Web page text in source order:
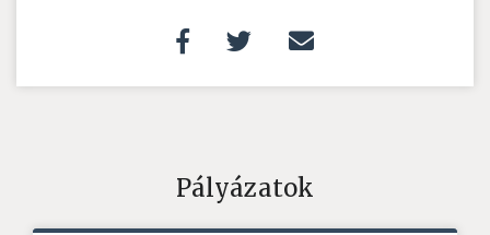
Pályázatok